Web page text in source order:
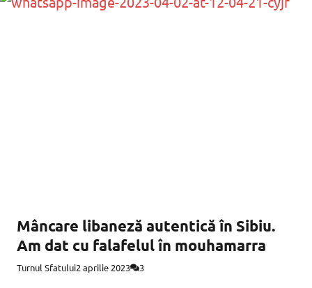
Mâncare libaneză autentică în Sibiu.
Am dat cu falafelul în mouhamarra
Turnul Sfatului2 aprilie 2023 3